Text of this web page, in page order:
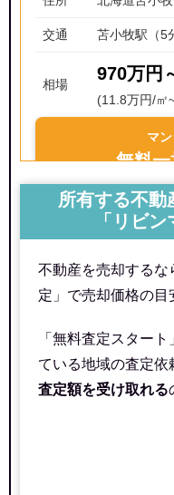
交通 苫小牧駅（5
相場
970万円
(11.8万円/㎡
マ
無料
プリンスハイツ木
住所 北海道苫小
交通 苫小牧駅（7
(18.4万円/㎡
無料
所有する不動
「リビ
不動産を売却するな
定」で売却価格の目
「無料査定スター
ている地域の査定依
査定額を受け取れる